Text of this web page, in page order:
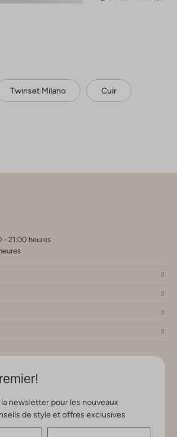
Twinset Milano Cuir
- 21:00 heures
newsletter pour les nouveaux
de style et offres exclusives